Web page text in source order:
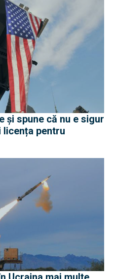
și spune că nu e sigur
licența pentru